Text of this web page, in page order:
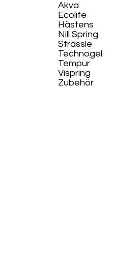
Akva
Ecolife​
Hästens
Nill Spring
Strässle
Technogel
Tempur
Vispring
Zubehör